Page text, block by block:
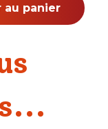
au panier